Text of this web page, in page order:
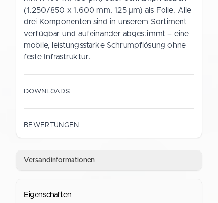
(1.250/850 x 1.600 mm, 125 µm) als Folie. Alle
drei Komponenten sind in unserem Sortiment
verfügbar und aufeinander abgestimmt – eine
mobile, leistungsstarke Schrumpflösung ohne
feste Infrastruktur.
DOWNLOADS
PDF
BEWERTUNGEN
Versandinformationen
Eigenschaften